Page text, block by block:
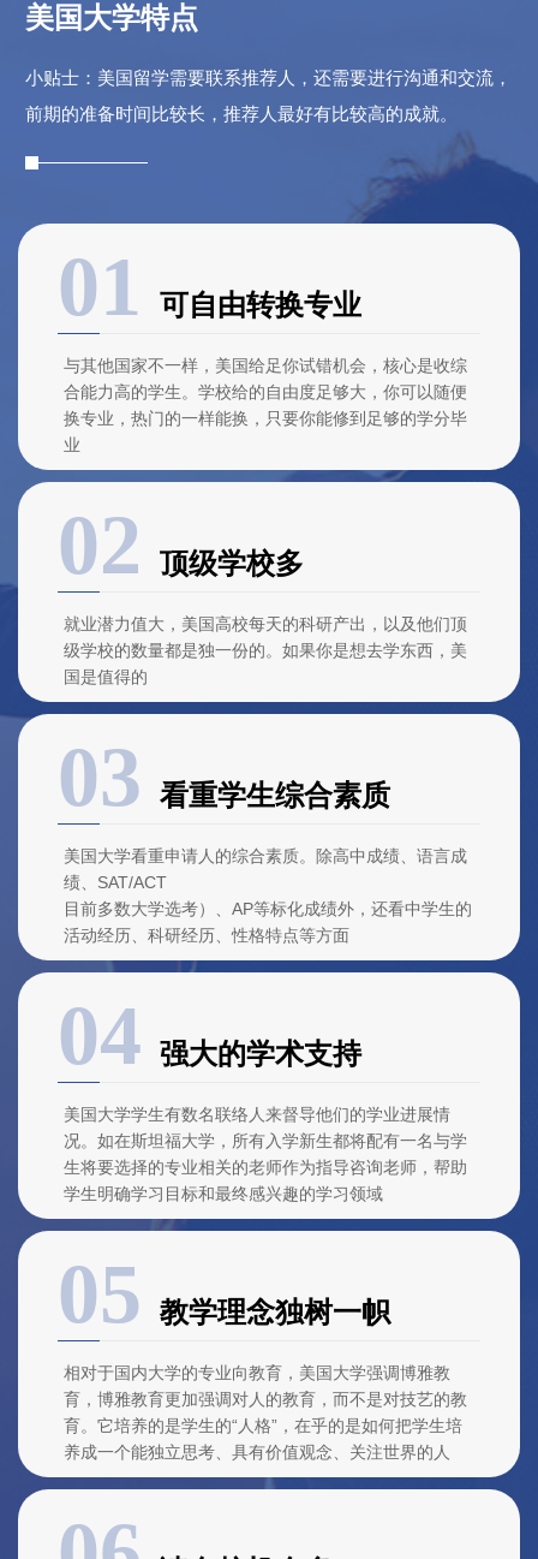
美国大学特点
小贴士：美国留学需要联系推荐人，还需要进行沟通和交流，
前期的准备时间比较长，推荐人最好有比较高的成就。
可自由转换专业
与其他国家不一样，美国给足你试错机会，核心是收综
合能力高的学生。学校给的自由度足够大，你可以随便
换专业，热门的一样能换，只要你能修到足够的学分毕
业
顶级学校多
就业潜力值大，美国高校每天的科研产出，以及他们顶
级学校的数量都是独一份的。如果你是想去学东西，美
国是值得的
看重学生综合素质
美国大学看重申请人的综合素质。除高中成绩、语言成
绩、SAT/ACT
目前多数大学选考）、AP等标化成绩外，还看中学生的
活动经历、科研经历、性格特点等方面
强大的学术支持
美国大学学生有数名联络人来督导他们的学业进展情
况。如在斯坦福大学，所有入学新生都将配有一名与学
生将要选择的专业相关的老师作为指导咨询老师，帮助
学生明确学习目标和最终感兴趣的学习领域
教学理念独树一帜
相对于国内大学的专业向教育，美国大学强调博雅教
育，博雅教育更加强调对人的教育，而不是对技艺的教
育。它培养的是学生的“人格”，在乎的是如何把学生培
养成一个能独立思考、具有价值观念、关注世界的人